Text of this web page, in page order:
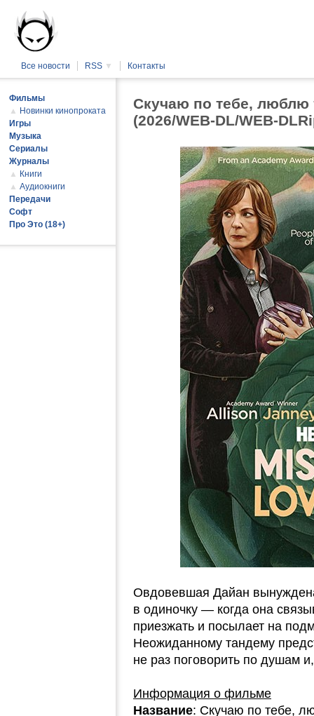
Все новости RSS ▼ Контакты
Скучаю по тебе, люблю
(2026/WEB-DL/WEB-
Овдовевшая Дайан
в одиночку — когда она
приезжать и посылает на
Неожиданному тандему
не раз поговорить по душам
Информация о фильме
Название: Скучаю по тебе,
Фильмы
▲ Новинки кинопроката
Игры
Музыка
Сериалы
Журналы
▲ Книги
▲ Аудиокниги
Передачи
Софт
Про Это (18+)